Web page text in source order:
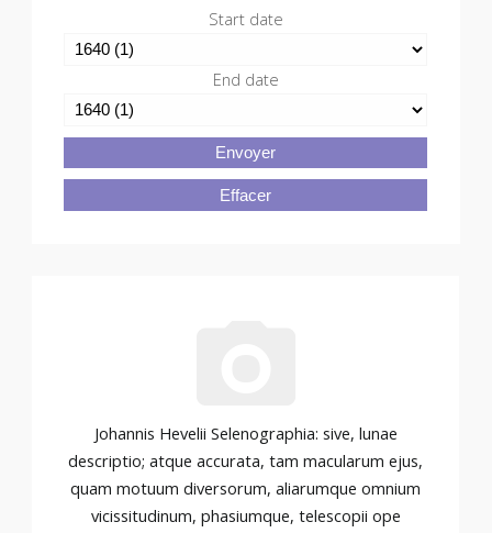
Start date
End date
Envoyer
Effacer
Johannis Hevelii Selenographia: sive, lunae
descriptio; atque accurata, tam macularum ejus,
quam motuum diversorum, aliarumque omnium
vicissitudinum, phasiumque, telescopii ope